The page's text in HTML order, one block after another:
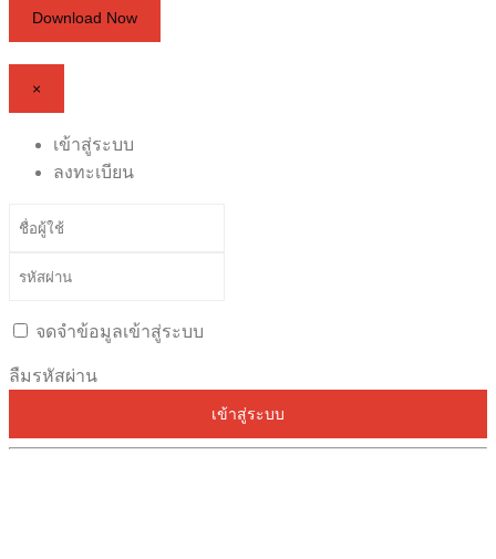
Download Now
×
เข้าสู่ระบบ
ลงทะเบียน
จดจำข้อมูลเข้าสู่ระบบ
ลืมรหัสผ่าน
เข้าสู่ระบบ